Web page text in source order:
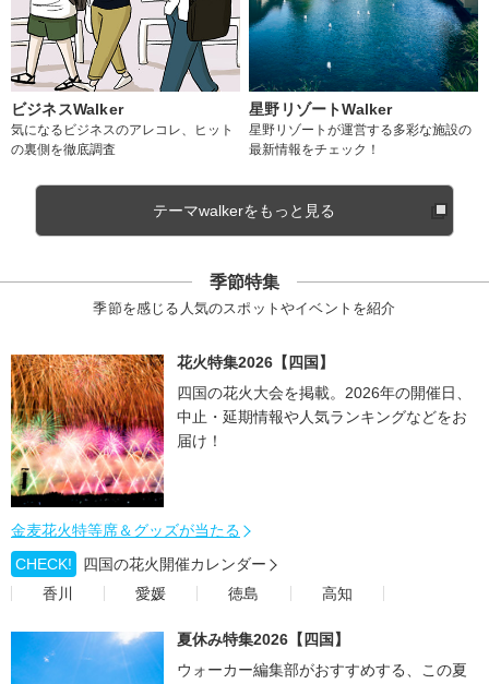
ビジネスWalker
気になるビジネスのアレコレ、ヒット
の裏側を徹底調査
星野リゾートWalker
星野リゾートが運営する多彩な施設の
最新情報をチェック！
テーマwalkerをもっと見る
季節特集
季節を感じる人気のスポットやイベントを紹介
花火特集2026【四国】
四国の花火大会を掲載。2026年の開催日、
中止・延期情報や人気ランキングなどをお
届け！
金麦花火特等席＆グッズが当たる
CHECK!
四国の花火開催カレンダー
香川
愛媛 徳島 高知
夏休み特集2026【四国】
ウォーカー編集部がおすすめする、この夏